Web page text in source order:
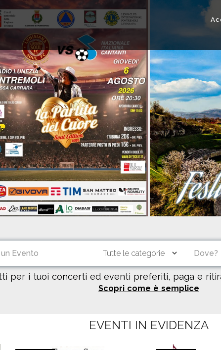
per i tuoi concerti ed eventi preferiti, paga e
Scopri come è semplice
EVENTI IN EVIDENZA